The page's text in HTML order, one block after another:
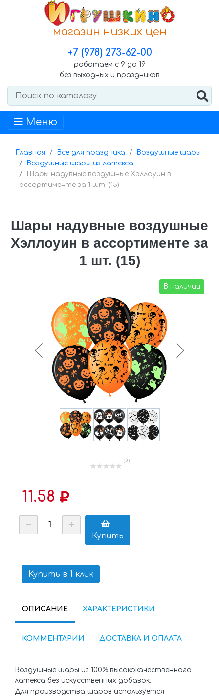
магазин низких цен
+7 (978) 273-62-00
работаем с 9 до 19
без выходных и праздников
Меню
Главная Все для праздника
Воздушные шары
Воздушные шары из латекса
Шары надувные воздушные Хэллоуин в
ассортименте за 1 шт. (15)
Шары надувные воздушные
Хэллоуин в ассортименте за
1 шт. (15)
В наличии
( 0 )
11.58
Купить
Купить в 1 клик
ОПИСАНИЕ ХАРАКТЕРИСТИКИ
КОММЕНТАРИИ ДОСТАВКА И ОПЛАТА
Воздушные шары из 100% высококачественного
латекса без искусственных добавок.
Для производства шаров используется